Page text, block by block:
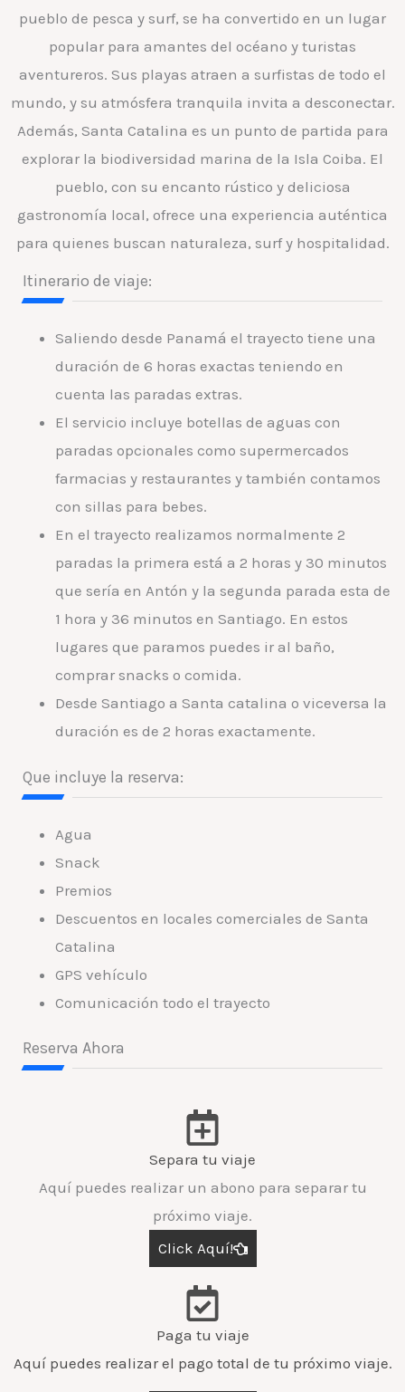
pueblo de pesca y surf, se ha convertido en un lugar
popular para amantes del océano y turistas
aventureros. Sus playas atraen a surfistas de todo el
mundo, y su atmósfera tranquila invita a desconectar.
Además, Santa Catalina es un punto de partida para
explorar la biodiversidad marina de la Isla Coiba. El
pueblo, con su encanto rústico y deliciosa
gastronomía local, ofrece una experiencia auténtica
para quienes buscan naturaleza, surf y hospitalidad.
Itinerario de viaje:
Saliendo desde Panamá el trayecto tiene una
duración de 6 horas exactas teniendo en
cuenta las paradas extras.
El servicio incluye botellas de aguas con
paradas opcionales como supermercados
farmacias y restaurantes y también contamos
con sillas para bebes.
En el trayecto realizamos normalmente 2
paradas la primera está a 2 horas y 30 minutos
que sería en Antón y la segunda parada esta de
1 hora y 36 minutos en Santiago. En estos
lugares que paramos puedes ir al baño,
comprar snacks o comida.
Desde Santiago a Santa catalina o viceversa la
duración es de 2 horas exactamente.
Que incluye la reserva:
Agua
Snack
Premios
Descuentos en locales comerciales de Santa
Catalina
GPS vehículo
Comunicación todo el trayecto
Reserva Ahora
Separa tu viaje
Aquí puedes realizar un abono para separar tu
próximo viaje.
Click Aquí!
Paga tu viaje
Aquí puedes realizar el pago total de tu próximo viaje.